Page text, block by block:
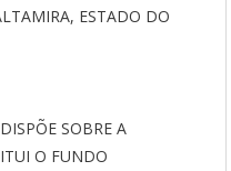
ESTADO DO
SOBRE A
O FUNDO